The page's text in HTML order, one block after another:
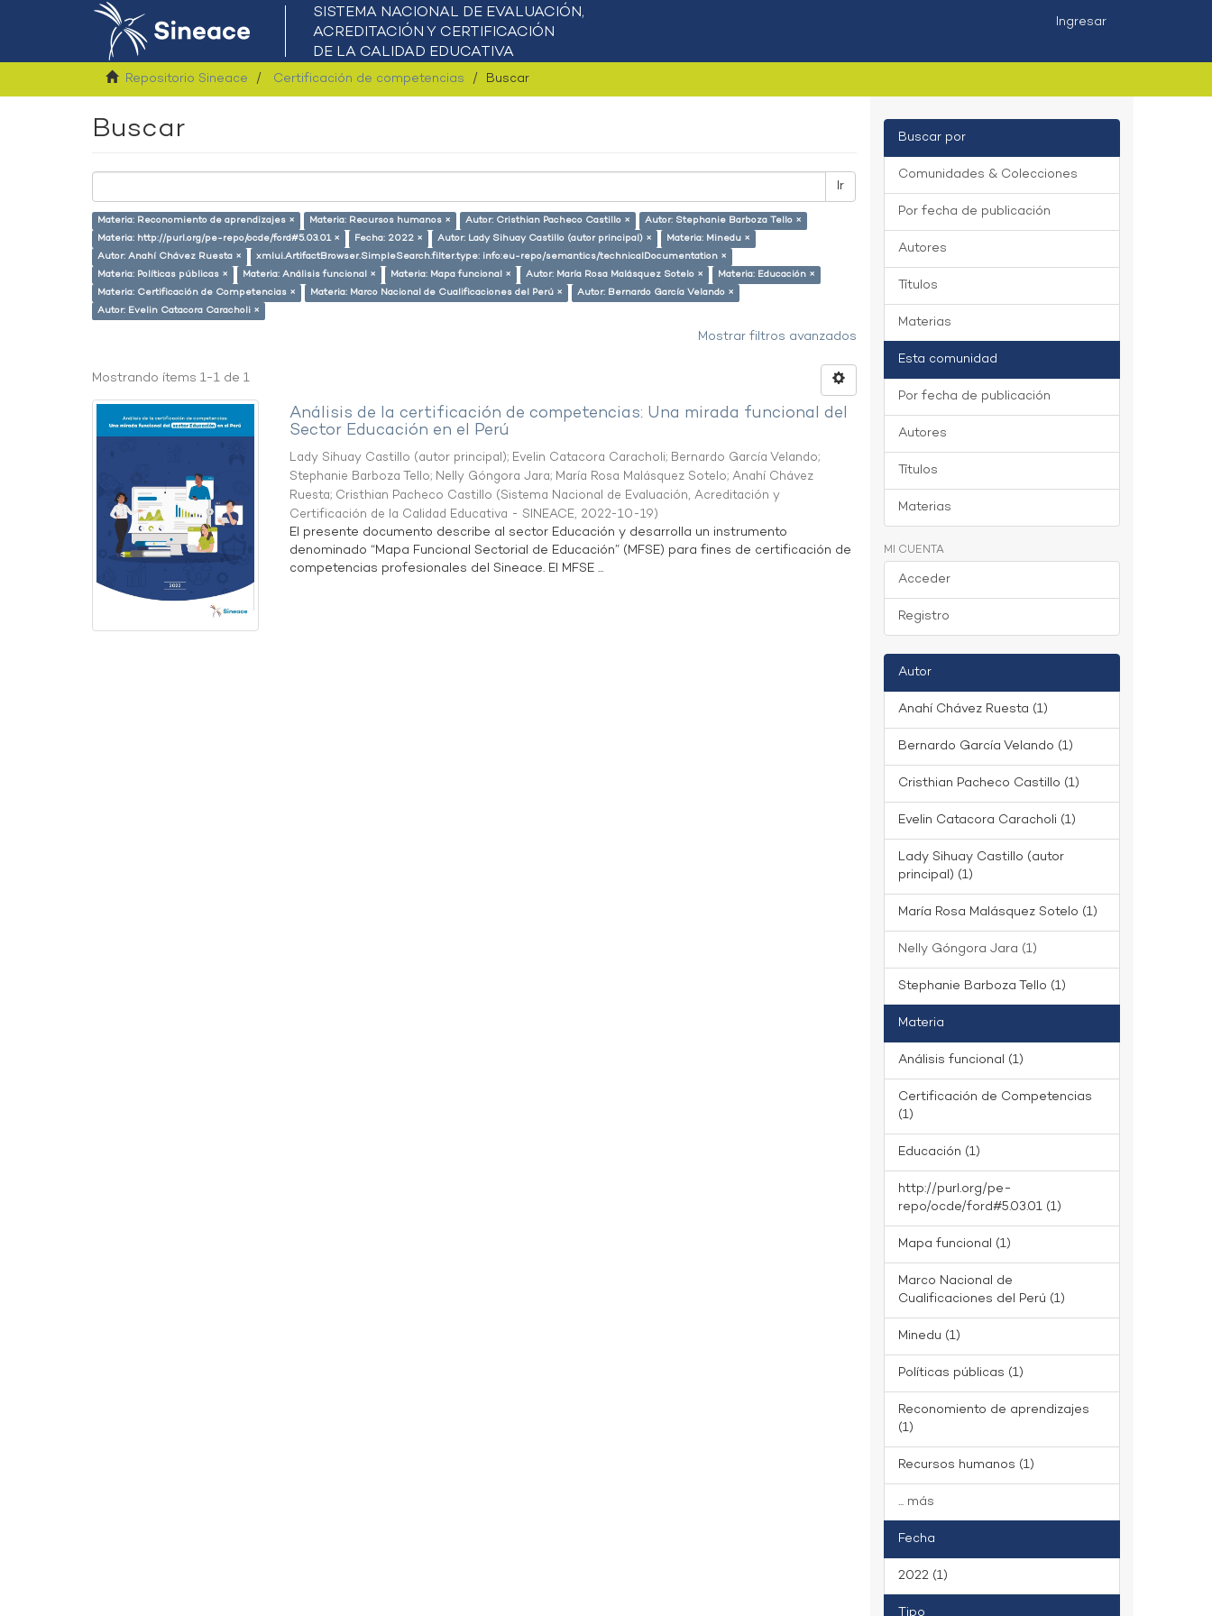
Ingresar
Repositorio Sineace Certificación de competencias Buscar
Buscar
Ir
Materia: Reconomiento de aprendizajes × Materia: Recursos humanos × Autor: Cristhian Pacheco Castillo ×
Autor: Stephanie Barboza Tello ×
Materia: http://purl.org/pe-repo/ocde/ford#5.03.01 ×
Fecha: 2022 × Autor: Lady Sihuay Castillo (autor principal) ×
Materia: Minedu ×
Autor: Anahí Chávez Ruesta ×
xmlui.ArtifactBrowser.SimpleSearch.filter.type: info:eu-repo/semantics/technicalDocumentation ×
Materia: Políticas públicas ×
Materia: Análisis funcional × Materia: Mapa funcional × Autor: María Rosa Malásquez Sotelo ×
Materia: Educación ×
Materia: Certificación de Competencias ×
Materia: Marco Nacional de Cualificaciones del Perú ×
Autor: Bernardo García Velando ×
Autor: Evelin Catacora Caracholi ×
Mostrar filtros avanzados
Mostrando ítems 1-1 de 1
Análisis de la certificación de competencias: Una mirada funcional del
Sector Educación en el Perú
Lady Sihuay Castillo (autor principal); Evelin Catacora Caracholi; Bernardo García Velando;
Stephanie Barboza Tello; Nelly Góngora Jara; María Rosa Malásquez Sotelo;Anahí Chávez
Ruesta; Cristhian Pacheco Castillo (Sistema Nacional de Evaluación, Acreditación y
Certificación de la Calidad Educativa - SINEACE, 2022-10-19)
El presente documento describe al sector Educación y desarrolla un instrumento
denominado “Mapa Funcional Sectorial de Educación” (MFSE) para fines de certificación de
competencias profesionales del Sineace. El MFSE ...
Buscar por
Comunidades & Colecciones
Por fecha de publicación
Autores
Títulos
Materias
Esta comunidad
Por fecha de publicación
Autores
Títulos
Materias
MI CUENTA
Acceder
Registro
Autor
Anahí Chávez Ruesta (1)
Bernardo García Velando (1)
Cristhian Pacheco Castillo (1)
Evelin Catacora Caracholi (1)
Lady Sihuay Castillo (autor
principal) (1)
María Rosa Malásquez Sotelo (1)
Nelly Góngora Jara (1)
Stephanie Barboza Tello (1)
Materia
Análisis funcional (1)
Certificación de Competencias
(1)
Educación (1)
http://purl.org/pe-
repo/ocde/ford#5.03.01 (1)
Mapa funcional (1)
Marco Nacional de
Cualificaciones del Perú (1)
Minedu (1)
Políticas públicas (1)
Reconomiento de aprendizajes
(1)
Recursos humanos (1)
... más
Fecha
2022 (1)